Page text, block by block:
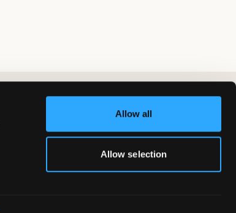
Allow all
Allow selection